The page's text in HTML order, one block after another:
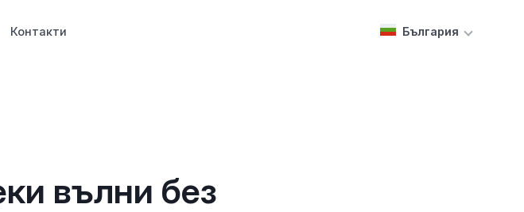
Контакти България
вълни без